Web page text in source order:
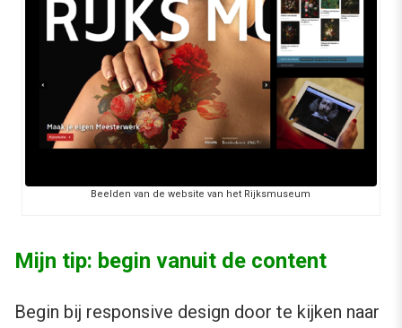
Beelden van de website van het Rijksmuseum
Mijn tip: begin vanuit de content
Begin bij responsive design door te kijken naar